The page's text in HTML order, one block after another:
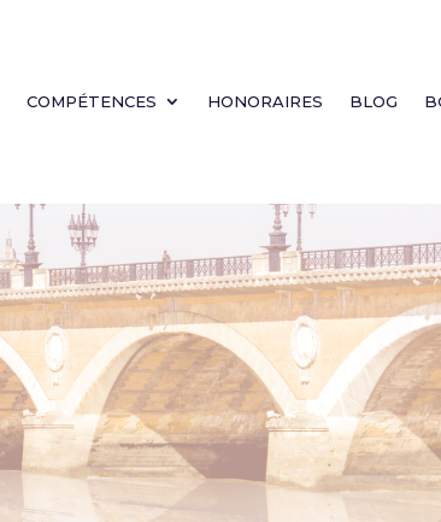
COMPÉTENCES HONORAIRES BLOG